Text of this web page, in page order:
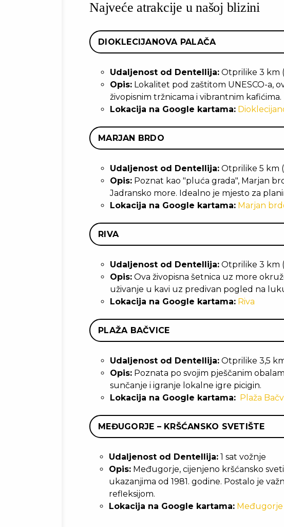
Najveće atrakcije u našoj blizini
DIOKLECIJANOVA PALAČA
Udaljenost od Dentellija: Otprilike 3 km
Opis: Lokalitet pod zaštitom UNESCO-a,
živopisnim tržnicama i vibrantnim kafićima.
Lokacija na Google kartama:
MARJAN BRDO
Udaljenost od Dentellija: Otprilike 5 km
Opis: Poznat kao "pluća grada", Marjan
Jadransko more. Idealno je mjesto za
Lokacija na Google kartama: Marjan
RIVA
Udaljenost od Dentellija: Otprilike 3 km
Opis: Ova živopisna šetnica uz more
uživanje u kavi uz predivan pogled na
Lokacija na Google kartama: Riva
PLAŽA BAČVICE
Udaljenost od Dentellija: Otprilike 3,5
Opis: Poznata po svojim pješčanim
sunčanje i igranje lokalne igre picigin.
Lokacija na Google kartama: Plaža
MEĐUGORJE – KRŠĆANSKO SVETIŠTE
Udaljenost od Dentellija: 1 sat vožnje
Opis: Međugorje, cijenjeno kršćansko
ukazanjima od 1981. godine. Postalo je
refleksijom.
Lokacija na Google kartama: Međugorje